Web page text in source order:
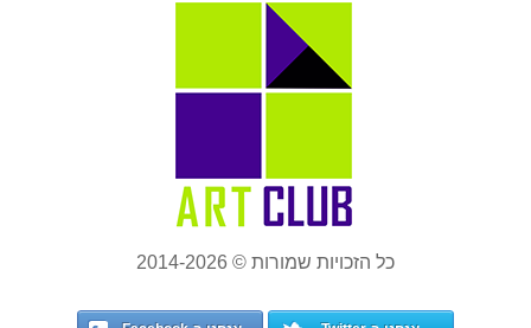
כל הזכויות שמורות © 2014-2026